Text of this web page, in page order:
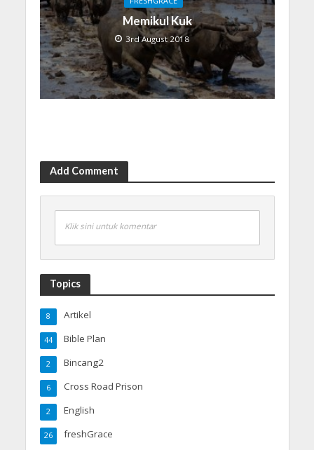
Memikul Kuk
3rd August 2018
Add Comment
Klik sini untuk komentar
Topics
Artikel
8
Bible Plan
44
Bincang2
2
Cross Road Prison
6
English
2
freshGrace
26